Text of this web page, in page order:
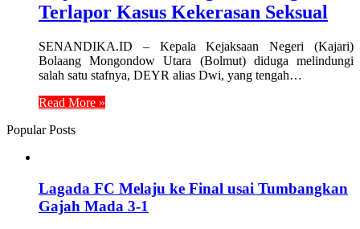
Terlapor Kasus Kekerasan Seksual
SENANDIKA.ID – Kepala Kejaksaan Negeri (Kajari)
Bolaang Mongondow Utara (Bolmut) diduga melindungi
salah satu stafnya, DEYR alias Dwi, yang tengah…
Read More »
Popular Posts
Lagada FC Melaju ke Final usai Tumbangkan
Gajah Mada 3-1